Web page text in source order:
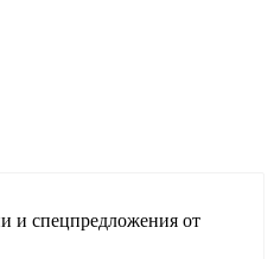
и спецпредложения от